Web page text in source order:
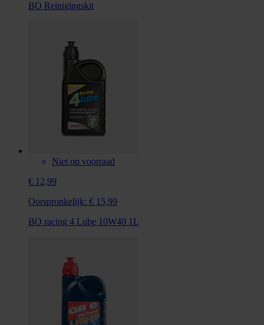
BO Reinigingskit
Niet op voorraad
€ 12,99
Oorspronkelijk: € 15,99
BO racing 4 Lube 10W40 1L